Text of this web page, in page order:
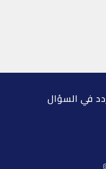
في السؤال